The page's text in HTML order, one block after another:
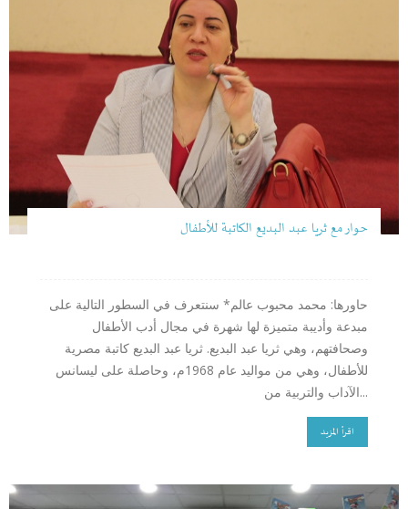
حوار مع ثريا عبد البديع الكاتبة للأطفال
حاورها: محمد محبوب عالم* سنتعرف في السطور التالية على
مبدعة وأديبة متميزة لها شهرة في مجال أدب الأطفال
وصحافتهم، وهي ثريا عبد البديع. ثريا عبد البديع كاتبة مصرية
للأطفال، وهي من مواليد عام 1968م، وحاصلة على ليسانس
الآداب والتربية من...
اقرأ المزيد